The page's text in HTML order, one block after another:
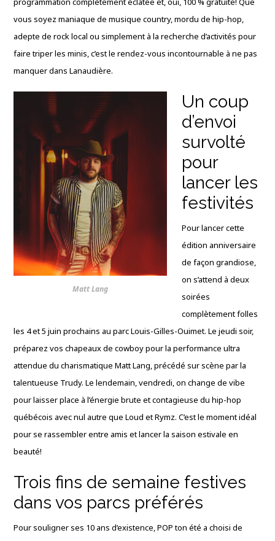
vous soyez maniaque de musique country, mordu de hip-hop,
adepte de rock local ou simplement à la recherche d’activités pour
faire triper les minis, c’est le rendez-vous incontournable à ne pas
manquer dans Lanaudière.
Matt Lang
Un coup
d’envoi
survolté
pour
lancer les
festivités
Pour lancer cette
édition anniversaire
de façon grandiose,
on s’attend à deux
soirées
complètement folles
les 4 et 5 juin prochains au parc Louis-Gilles-Ouimet. Le jeudi soir,
préparez vos chapeaux de cowboy pour la performance ultra
attendue du charismatique Matt Lang, précédé sur scène par la
talentueuse Trudy. Le lendemain, vendredi, on change de vibe
pour laisser place à l’énergie brute et contagieuse du hip-hop
québécois avec nul autre que Loud et Rymz. C’est le moment idéal
pour se rassembler entre amis et lancer la saison estivale en
beauté!
Trois fins de semaine festives
dans vos parcs préférés
Pour souligner ses 10 ans d’existence, POP ton été a choisi de